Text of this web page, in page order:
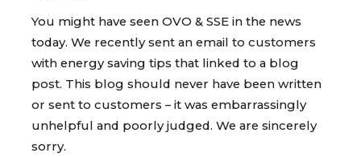
You might have seen OVO & SSE in the news
today. We recently sent an email to customers
with energy saving tips that linked to a blog
post. This blog should never have been written
or sent to customers – it was embarrassingly
unhelpful and poorly judged. We are sincerely
sorry.